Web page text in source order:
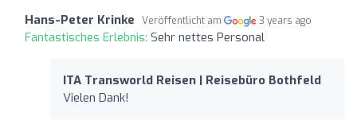
Hans-Peter Krinke Veröffentlicht am 3 years ago
Fantastisches Erlebnis: Sehr nettes Personal
ITA Transworld Reisen | Reisebüro Bothfeld
Vielen Dank!